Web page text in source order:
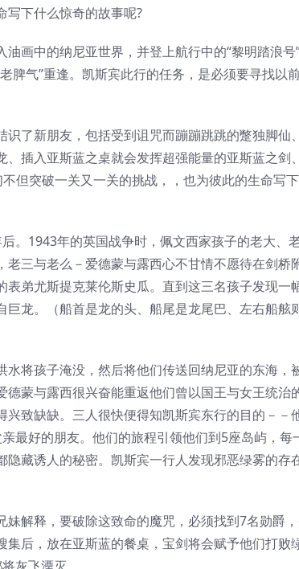
写下什么惊奇的故事呢?
画中的纳尼亚世界，并登上航行中的“黎明踏浪号
脾气”重逢。凯斯宾此行的任务，是必须要寻找以
了新朋友，包括受到诅咒而蹦蹦跳跳的蹩独脚仙
插入亚斯蓝之桌就会发挥超强能量的亚斯蓝之剑
但突破一关又一关的挑战，，也为彼此的生命写
。1943年的英国战争时，佩文西家孩子的老大、
三与老么－爱德蒙与露西心不甘情不愿待在剑桥
弟尤斯提克莱伦斯史瓜。直到这三名孩子发现一
龙。（船首是龙的头、船尾是龙尾巴、左右船舷
将孩子淹没，然后将他们传送回纳尼亚的东海，
蒙与露西很兴奋能重返他们曾以国王与女王统治
致缺缺。三人很快便得知凯斯宾东行的目的－－
最好的朋友。他们的旅程引领他们到5座岛屿，每
藏诱人的秘密。凯斯宾一行人发现邪恶绿雾的存
解释，要破除这致命的魔咒，必须找到7名勋爵
后，放在亚斯蓝的餐桌，宝剑将会赋予他们打败